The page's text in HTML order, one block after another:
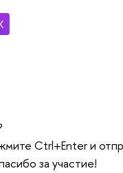
Ctrl+Enter и
за участие!